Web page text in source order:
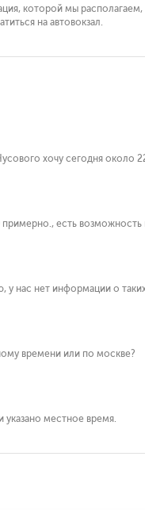
которой мы
на автовокзал.
хочу сегодня около
примерно., есть возможность
у нас нет информации о
времени или по москве?
указано местное время.